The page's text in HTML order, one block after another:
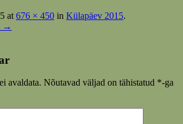
at 676 × 450 in Külapäev 2015.
→
avaldata. Nõutavad väljad on tähistatud *-ga